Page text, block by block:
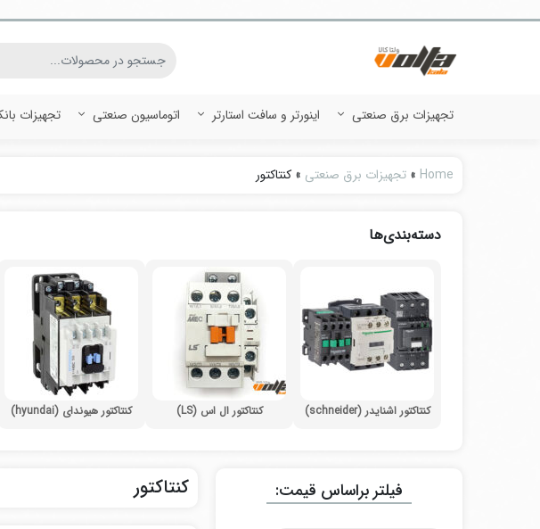
تجهیزات برق صنعتی اینورتر و سافت استارتر اتوماسیون صنعتی تجهیزات
Home
» تجهیزات برق صنعتی » کنتاکتور
دسته‌بندی‌ها
کنتاکتور اشنایدر (schneider) کنتاکتور ال اس (LS) کنتاکتور هیوندای (hyundai)
کنتاکتور فیلتر براساس قیمت: